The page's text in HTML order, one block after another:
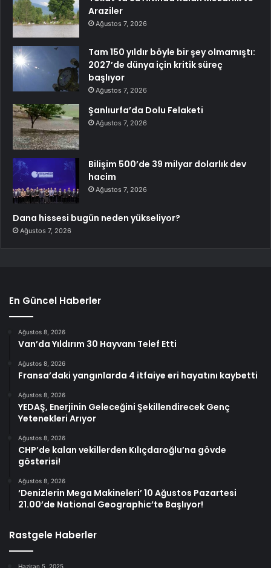
Araziler
Ağustos 7, 2026
Tam 150 yıldır böyle bir şey olmamıştı:
2027’de dünya için kritik süreç
başlıyor
Ağustos 7, 2026
Şanlıurfa’da Dolu Felaketi
Ağustos 7, 2026
Bilişim 500’de 39 milyar dolarlık dev
hacim
Ağustos 7, 2026
Dana hissesi bugün neden yükseliyor?
Ağustos 7, 2026
En Güncel Haberler
Ağustos 8, 2026
Van’da Yıldırım 30 Hayvanı Telef Etti
Ağustos 8, 2026
Fransa’daki yangınlarda 4 itfaiye eri hayatını kaybetti
Ağustos 8, 2026
YEDAŞ, Enerjinin Geleceğini Şekillendirecek Genç
Yetenekleri Arıyor
Ağustos 8, 2026
CHP’de kalan vekillerden Kılıçdaroğlu’na gövde
gösterisi!
Ağustos 8, 2026
‘Denizlerin Mega Makineleri’ 10 Ağustos Pazartesi
21.00’de National Geographic’te Başlıyor!
Rastgele Haberler
Haziran 5, 2025